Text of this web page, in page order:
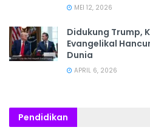
MEI 12, 2026
Didukung Trump,
Evangelikal
Dunia
APRIL 6, 2026
Pendidikan